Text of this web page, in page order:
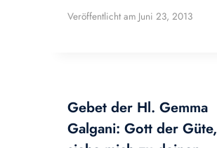
Veröffentlicht am Juni 23, 2013
Gebet der Hl. Gemma
Galgani: Gott der Güte,